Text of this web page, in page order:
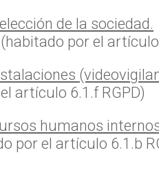
de la sociedad.
por el artículo
artículo 6.1.f RGPD)
humanos
por el artículo 6.1.b